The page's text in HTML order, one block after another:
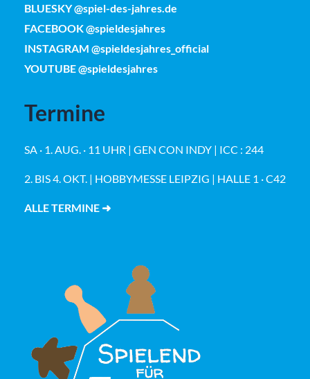
BLUESKY @spiel-des-jahres.de
FACEBOOK @spieldesjahres
INSTAGRAM @spieldesjahres_official
YOUTUBE @spieldesjahres
Termine
SA · 1. AUG. · 11 UHR | GEN CON INDY | ICC : 244
2. BIS 4. OKT. | HOBBYMESSE LEIPZIG | HALLE 1 · C42
ALLE TERMINE ➜